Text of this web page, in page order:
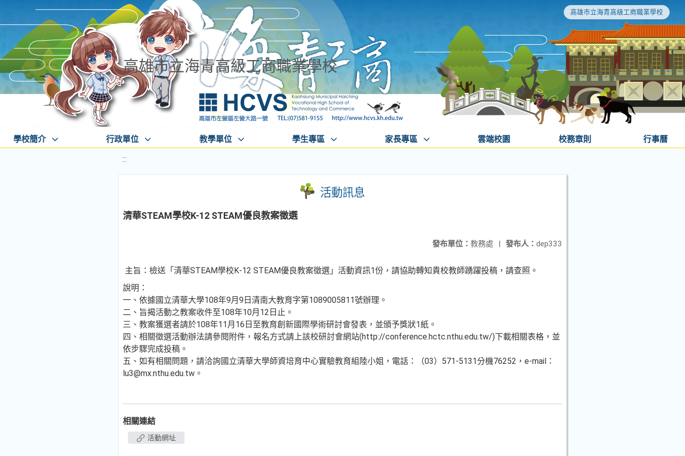
高雄市立海青高級工商職業學校
高雄市立海青高級工商職業學校
學校簡介 行政單位 教學單位 學生專區 家長專區 雲端校園 校務章則 行事曆
:::
活動訊息
清華STEAM學校K-12 STEAM優良教案徵選
發布人： dep333
發布單位： 教務處 |
主旨：檢送「清華STEAM學校K-12 STEAM優良教案徵選」活動資訊1份，請協助轉知貴校教師踴躍投稿，請查照。
說明：
一、依據國立清華大學108年9月9日清南大教育字第1089005811號辦理。
二、旨揭活動之教案收件至108年10月12日止。
三、教案獲選者請於108年11月16日至教育創新國際學術研討會發表，並頒予獎狀1紙。
四、相關徵選活動辦法請參閱附件，報名方式請上該校研討會網站(http://conference.hctc.nthu.edu.tw/)下載相關表格，並
依步驟完成投稿。
五、如有相關問題，請洽詢國立清華大學師資培育中心實驗教育組陸小姐，電話：（03）571-5131分機76252，e-mail：
lu3@mx.nthu.edu.tw。
相關連結
活動網址